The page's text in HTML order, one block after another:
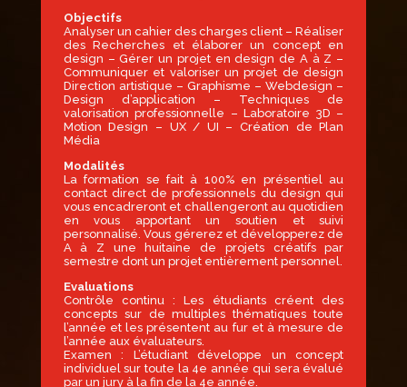
Objectifs
Analyser un cahier des charges client – Réaliser
des Recherches et élaborer un concept en
design – Gérer un projet en design de A à Z –
Communiquer et valoriser un projet de design
Direction artistique – Graphisme – Webdesign –
Design d’application – Techniques de
valorisation professionnelle – Laboratoire 3D –
Motion Design – UX / UI – Création de Plan
Média
Modalités
La formation se fait à 100% en présentiel au
contact direct de professionnels du design qui
vous encadreront et challengeront au quotidien
en vous apportant un soutien et suivi
personnalisé. Vous gérerez et développerez de
A à Z une huitaine de projets créatifs par
semestre dont un projet entièrement personnel.
Evaluations
Contrôle continu : Les étudiants créent des
concepts sur de multiples thématiques toute
l’année et les présentent au fur et à mesure de
l’année aux évaluateurs.
Examen : L’étudiant développe un concept
individuel sur toute la 4e année qui sera évalué
par un jury à la fin de la 4e année.